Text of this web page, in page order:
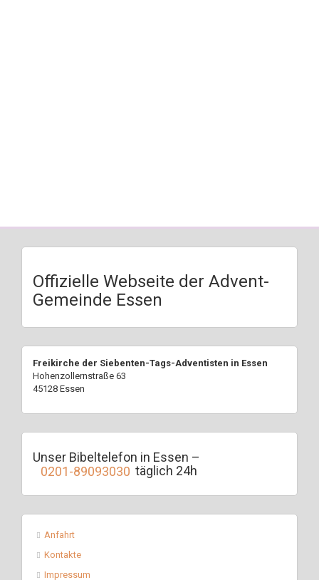
Offizielle Webseite der Advent-
Gemeinde Essen
Freikirche der Siebenten-Tags-Adventisten in Essen
Hohenzollernstraße 63
45128 Essen
Unser Bibeltelefon in Essen –
0201-89093030 täglich 24h
Anfahrt
Kontakte
Impressum